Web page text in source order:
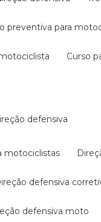
preventiva para
curso
direção defensiva
motociclistas
direção defensiva
defensiva moto